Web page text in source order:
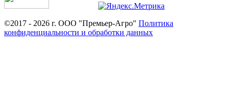
©2017 - 2026 г. ООО "Премьер-Агро" Политика
конфиденциальности и обработки данных